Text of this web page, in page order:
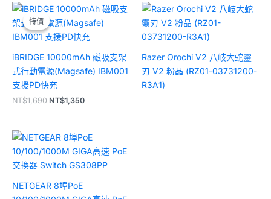
特價
特價
iBRIDGE 10000mAh 磁吸支架
式行動電源(Magsafe) IBM001
支援PD快充
NT$1,690
原
始
價
格：
NT$1,690。
NT$1,350
目
前
價
格：
NT$1,350。
Razer Orochi V2 八岐大蛇靈
刃 V2 粉晶 (RZ01-03731200-
R3A1)
NETGEAR 8埠PoE